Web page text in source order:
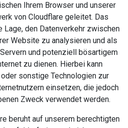
Ihrem Browser und unserer
von Cloudflare geleitet. Das
den Datenverkehr zwischen
Website zu analysieren und als
und potenziell bösartigem
zu dienen. Hierbei kann
sonstige Technologien zur
einsetzen, die jedoch
Zweck verwendet werden.
beruht auf unserem berechtigten